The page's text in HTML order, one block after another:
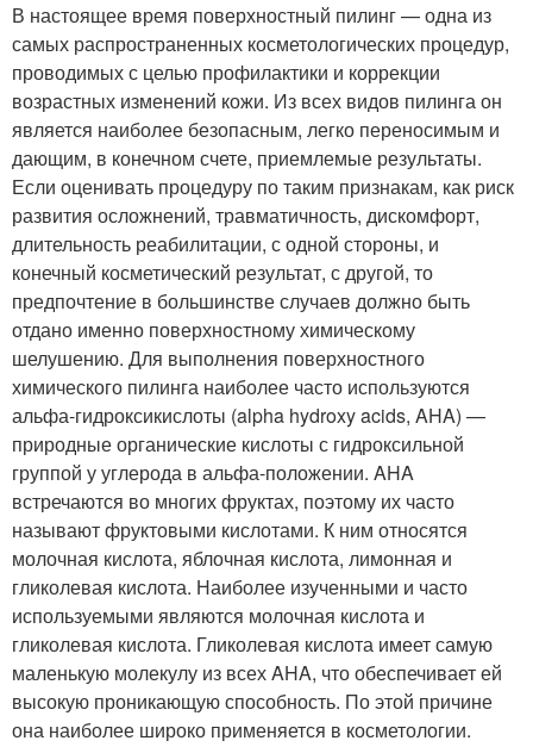
В настоящее время поверхностный пилинг — одна из
самых распространенных косметологических процедур,
проводимых с целью профилактики и коррекции
возрастных изменений кожи. Из всех видов пилинга он
является наиболее безопасным, легко переносимым и
дающим, в конечном счете, приемлемые результаты.
Если оценивать процедуру по таким признакам, как риск
развития осложнений, травматичность, дискомфорт,
длительность реабилитации, с одной стороны, и
конечный косметический результат, с другой, то
предпочтение в большинстве случаев должно быть
отдано именно поверхностному химическому
шелушению. Для выполнения поверхностного
химического пилинга наиболее часто используются
альфа-гидроксикислоты (alpha hydroxy acids, AHA) —
природные органические кислоты с гидроксильной
группой у углерода в альфа-положении. AHA
встречаются во многих фруктах, поэтому их часто
называют фруктовыми кислотами. К ним относятся
молочная кислота, яблочная кислота, лимонная и
гликолевая кислота. Наиболее изученными и часто
используемыми являются молочная кислота и
гликолевая кислота. Гликолевая кислота имеет самую
маленькую молекулу из всех AHA, что обеспечивает ей
высокую проникающую способность. По этой причине
она наиболее широко применяется в косметологии.